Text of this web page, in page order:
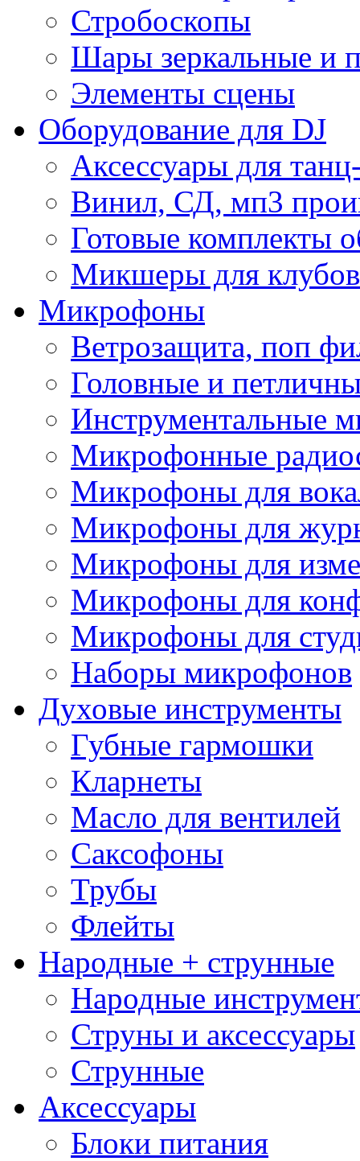
Стробоскопы
Шары зеркальные и
Элементы сцены
Оборудование для DJ
Аксессуары для
Винил, СД, мп3
Готовые комплекты
Микшеры для клубов
Микрофоны
Ветрозащита, поп
Головные и
Инструментальные
Микрофонные
Микрофоны для
Микрофоны для
Микрофоны для
Микрофоны для
Микрофоны для
Наборы микрофонов
Духовые инструменты
Губные гармошки
Кларнеты
Масло для вентилей
Саксофоны
Трубы
Флейты
Народные + струнные
Народные
Струны и аксессуары
Струнные
Аксессуары
Блоки питания